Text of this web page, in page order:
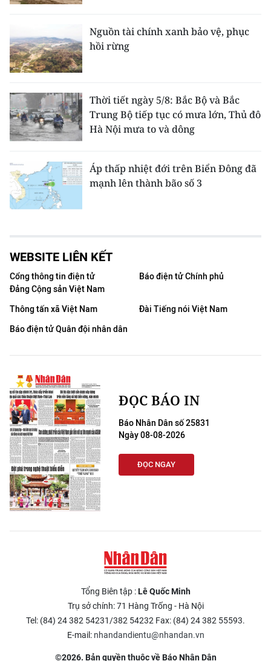
Nguồn tài chính xanh bảo vệ, phục
hồi rừng
Thời tiết ngày 5/8: Bắc Bộ và Bắc
Trung Bộ tiếp tục có mưa lớn, Thủ đô
Hà Nội mưa to và dông
Áp thấp nhiệt đới trên Biển Đông đã
mạnh lên thành bão số 3
WEBSITE LIÊN KẾT
Cổng thông tin điện tử
Đảng Cộng sản Việt Nam
Báo điện tử Chính phủ
Thông tấn xã Việt Nam
Đài Tiếng nói Việt Nam
Báo điện tử Quân đội nhân dân
ĐỌC BÁO IN
Báo Nhân Dân số 25831
Ngày 08-08-2026
ĐỌC NGAY
Tổng Biên tập :Lê Quốc Minh
Trụ sở chính: 71 Hàng Trống - Hà Nội
Tel: (84) 24 382 54231/382 54232 Fax: (84) 24 382 55593.
E-mail: nhandandientu@nhandan.vn
©2026. Bản quyền thuộc về Báo Nhân Dân